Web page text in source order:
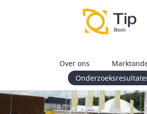
Over ons